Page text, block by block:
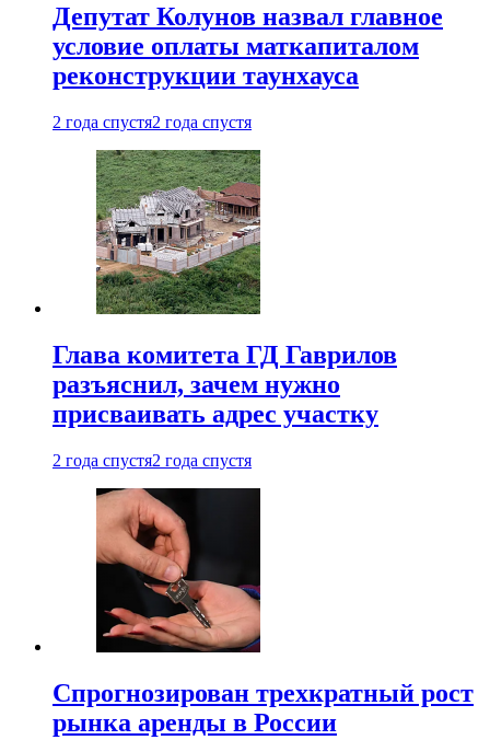
Депутат Колунов назвал главное
условие оплаты маткапиталом
реконструкции таунхауса
2 года спустя2 года спустя
Глава комитета ГД Гаврилов
разъяснил, зачем нужно
присваивать адрес участку
2 года спустя2 года спустя
Спрогнозирован трехкратный рост
рынка аренды в России